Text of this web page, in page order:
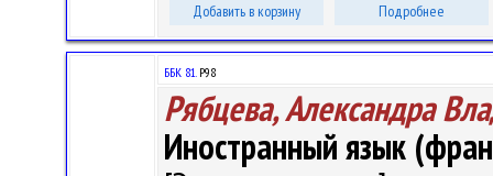
Добавить в корзину Подробнее
ББК 81.Р98
Рябцева, Александра
Иностранный язык